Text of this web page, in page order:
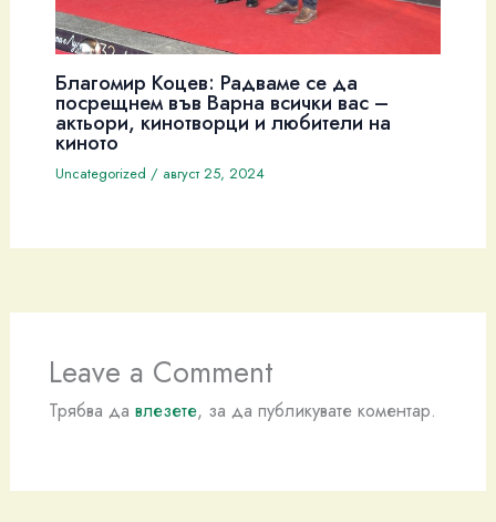
Благомир Коцев: Радваме се да
посрещнем във Варна всички вас –
актьори, кинотворци и любители на
киното
Uncategorized / август 25, 2024
Leave a Comment
Трябва да влезете, за да публикувате коментар.